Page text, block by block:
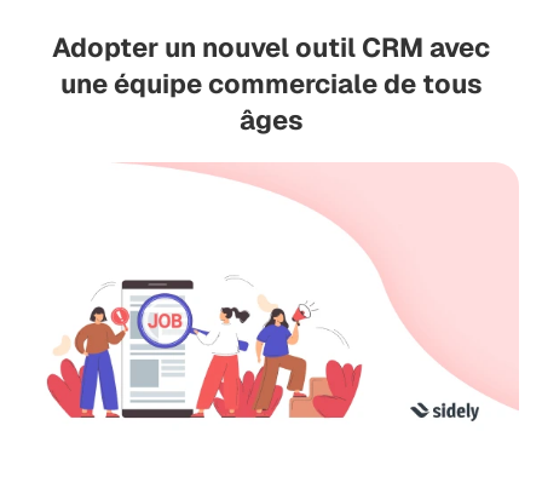
Adopter un nouvel outil CRM avec
une équipe commerciale de tous
âges